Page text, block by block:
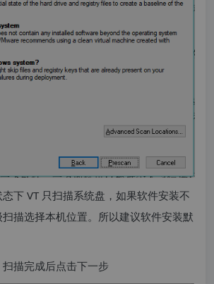
下 VT 只扫描系统盘，如果软件安装不
描选择本机位置。所以建议软件安装默
描完成后点击下一步